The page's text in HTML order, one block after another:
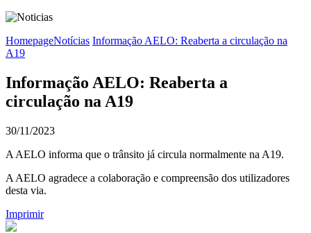
HomepageNotícias Informação AELO: Reaberta a circulação na
A19
Informação AELO: Reaberta a
circulação na A19
30/11/2023
A AELO informa que o trânsito já circula normalmente na A19.
A AELO agradece a colaboração e compreensão dos utilizadores
desta via.
Imprimir